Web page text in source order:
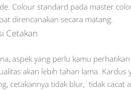
Colour standard pada master
direncanakan secara matang.
Cetakan
aspek yang perlu kamu
akan lebih tahan lama.
cetakannya tidak blur, tidak cacat